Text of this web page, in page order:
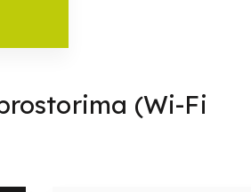
(Wi-Fi